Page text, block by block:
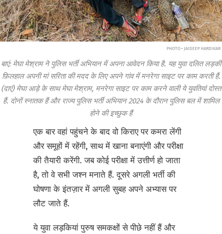
PHOTO • JAIDEEP HARDIKAR
बाएं: मेघा मेश्राम ने पुलिस भर्ती अभियान में अपना आवेदन किया है. यह युवा दलित लड़की
फ़िलहाल अपनी मां सरिता की मदद के लिए अपने गांव में मनरेगा साइट पर काम करती हैं.
(दाएं) मेघा आड़े के साथ मेघा मेश्राम, मनरेगा साइट पर काम करने वाली ये युवतियां दोस्त
हैं. दोनों स्नातक हैं और राज्य पुलिस भर्ती अभियान 2024 के दौरान पुलिस बल में शामिल
होने की इच्छुक हैं
एक बार वहां पहुंचने के बाद वो किराए पर कमरा लेंगी
और समूहों में रहेंगी, साथ में खाना बनाएंगी और परीक्षा
की तैयारी करेंगी. जब कोई परीक्षा में उत्तीर्ण हो जाता
है, तो वे सभी जश्न मनाते हैं. दूसरे अगली भर्ती की
घोषणा के इंतज़ार में अगली सुबह अपने अभ्यास पर
लौट जाते हैं.
ये युवा लड़कियां पुरुष समकक्षों से पीछे नहीं हैं और